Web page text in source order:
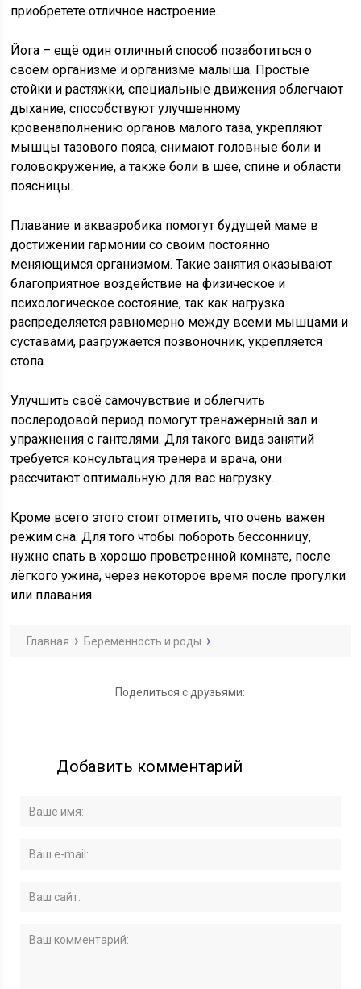
приобретете отличное настроение.
Йога – ещё один отличный способ позаботиться о
своём организме и организме малыша. Простые
стойки и растяжки, специальные движения облегчают
дыхание, способствуют улучшенному
кровенаполнению органов малого таза, укрепляют
мышцы тазового пояса, снимают головные боли и
головокружение, а также боли в шее, спине и области
поясницы.
Плавание и акваэробика помогут будущей маме в
достижении гармонии со своим постоянно
меняющимся организмом. Такие занятия оказывают
благоприятное воздействие на физическое и
психологическое состояние, так как нагрузка
распределяется равномерно между всеми мышцами и
суставами, разгружается позвоночник, укрепляется
стопа.
Улучшить своё самочувствие и облегчить
послеродовой период помогут тренажёрный зал и
упражнения с гантелями. Для такого вида занятий
требуется консультация тренера и врача, они
рассчитают оптимальную для вас нагрузку.
Кроме всего этого стоит отметить, что очень важен
режим сна. Для того чтобы побороть бессонницу,
нужно спать в хорошо проветренной комнате, после
лёгкого ужина, через некоторое время после прогулки
или плавания.
Главная Беременность и роды
Поделиться с друзьями:
Добавить комментарий